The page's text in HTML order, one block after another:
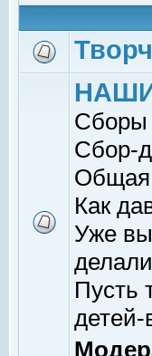
Сборы
Сбор-
Общая
Как
Уже
Пусть
детей-